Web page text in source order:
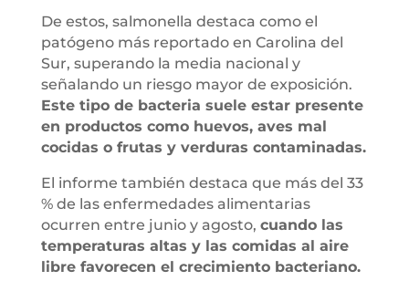
De estos, salmonella destaca como el
patógeno más reportado en Carolina del
Sur, superando la media nacional y
señalando un riesgo mayor de exposición.
Este tipo de bacteria suele estar presente
en productos como huevos, aves mal
cocidas o frutas y verduras contaminadas.
El informe también destaca que más del 33
% de las enfermedades alimentarias
ocurren entre junio y agosto, cuando las
temperaturas altas y las comidas al aire
libre favorecen el crecimiento bacteriano.